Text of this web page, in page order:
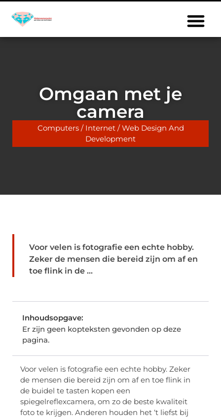
Omgaan met je
camera
Computers / Internet / Web Design And
Development
Voor velen is fotografie een echte hobby.
Zeker de mensen die bereid zijn om af en
toe flink in de ...
Inhoudsopgave:
Er zijn geen kopteksten gevonden op deze
pagina.
Voor velen is fotografie een echte hobby. Zeker
de mensen die bereid zijn om af en toe flink in
de buidel te tasten kopen een
spiegelreflexcamera, om zo de beste kwaliteit
foto te krijgen. Anderen houden het ‘t liefst bij